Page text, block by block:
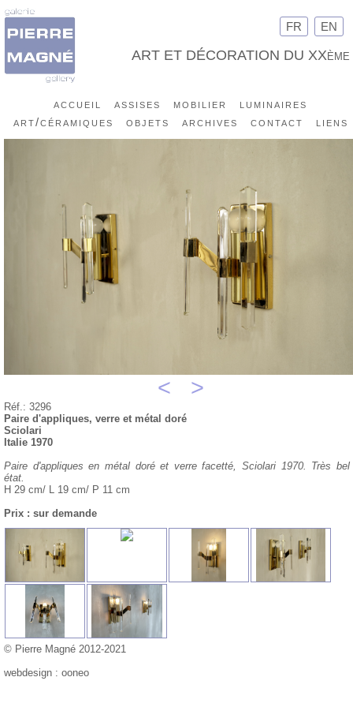
FR EN
ART ET DÉCORATION DU XXème
accueil assises mobilier
luminaires
art/céramiques
objets archives contact liens
< >
Réf.: 3296
Paire d'appliques, verre et métal doré
Sciolari
Italie 1970
Paire d'appliques en métal doré et verre facetté, Sciolari 1970. Très bel
état.
H 29 cm/ L 19 cm/ P 11 cm
Prix : sur demande
© Pierre Magné 2012-2021
webdesign : ooneo